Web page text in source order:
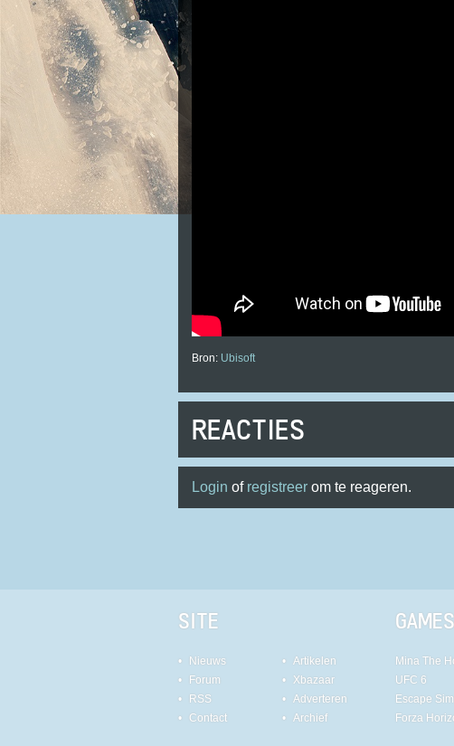
Bron: Ubisoft
REACTIES
Login of registreer om te reageren.
SITE
Nieuws
Artikelen
Forum
Xbazaar
RSS
Adverteren
Contact
Archief
GAMES
Mina The
UFC 6
Escape
Forza